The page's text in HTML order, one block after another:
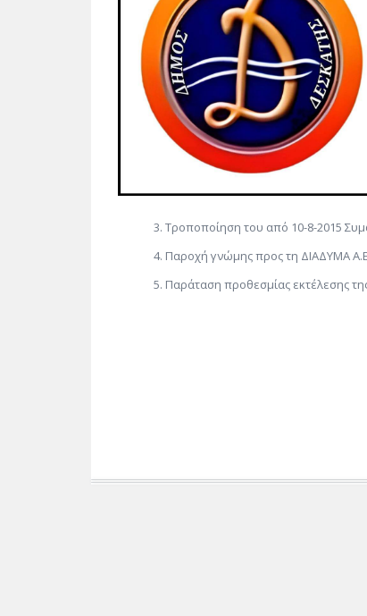
Τροποποίηση του από 10-8-2015
Παροχή γνώμης προς τη ΔΙΑΔΥΜΑ
Παράταση προθεσμίας εκτέλεσης
Η